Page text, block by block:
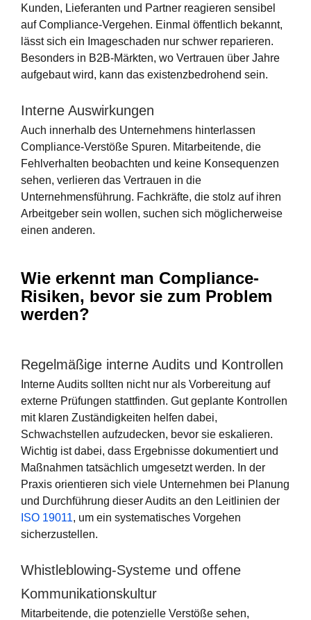
Kunden, Lieferanten und Partner reagieren sensibel
auf Compliance-Vergehen. Einmal öffentlich bekannt,
lässt sich ein Imageschaden nur schwer reparieren.
Besonders in B2B-Märkten, wo Vertrauen über Jahre
aufgebaut wird, kann das existenzbedrohend sein.
Interne Auswirkungen
Auch innerhalb des Unternehmens hinterlassen
Compliance-Verstöße Spuren. Mitarbeitende, die
Fehlverhalten beobachten und keine Konsequenzen
sehen, verlieren das Vertrauen in die
Unternehmensführung. Fachkräfte, die stolz auf ihren
Arbeitgeber sein wollen, suchen sich möglicherweise
einen anderen.
Wie erkennt man Compliance-
Risiken, bevor sie zum Problem
werden?
Regelmäßige interne Audits und Kontrollen
Interne Audits sollten nicht nur als Vorbereitung auf
externe Prüfungen stattfinden. Gut geplante Kontrollen
mit klaren Zuständigkeiten helfen dabei,
Schwachstellen aufzudecken, bevor sie eskalieren.
Wichtig ist dabei, dass Ergebnisse dokumentiert und
Maßnahmen tatsächlich umgesetzt werden. In der
Praxis orientieren sich viele Unternehmen bei Planung
und Durchführung dieser Audits an den Leitlinien der
ISO 19011, um ein systematisches Vorgehen
sicherzustellen.
Whistleblowing-Systeme und offene
Kommunikationskultur
Mitarbeitende, die potenzielle Verstöße sehen,